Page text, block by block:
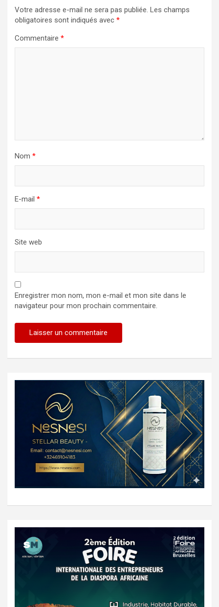
Votre adresse e-mail ne sera pas publiée. Les champs
obligatoires sont indiqués avec *
Commentaire *
Nom *
E-mail *
Site web
Enregistrer mon nom, mon e-mail et mon site dans le
navigateur pour mon prochain commentaire.